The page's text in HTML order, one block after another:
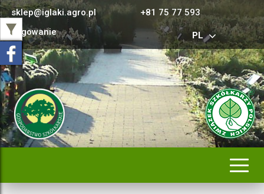
sklep@iglaki.agro.pl
+81 75 77 593
Logowanie
PL